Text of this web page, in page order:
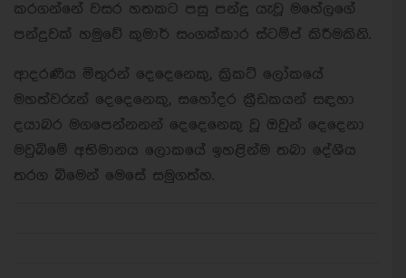
කරගන්නේ වසර හතකට පසු පන්දු යැවූ මහේලගේ
පන්දුවක් හමුවේ කුමාර් සංගක්කාර ස්ටම්ප් කිරීමකිනි.
ආදරණීය මිතුරන් දෙදෙනෙකු, ක්‍රිකට් ලෝකයේ
මහත්වරුන් දෙදෙනෙකු, සහෝදර ක්‍රීඩකයන් සඳහා
දයාබර මගපෙන්නනන් දෙදෙනෙකු වූ ඔවුන් දෙදෙනා
මවුබිමේ අභිමානය ලොකයේ ඉහළින්ම තබා දේශීය
තරග බිමෙන් මෙසේ සමුගත්හ.